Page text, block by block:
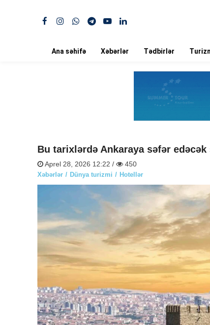
Ana səhifə Xəbərlər Tədbirlər
Bu tarixlərdə Ankaraya səfər
Aprel 28, 2026 12:22 / 450
Xəbərlər Dünya turizmi Hotellər